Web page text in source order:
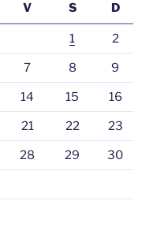
V S D
1 2
7 8 9
14 15 16
21 22 23
28 29 30